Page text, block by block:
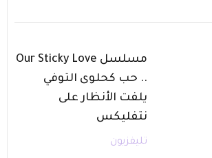
مسلسل Our Sticky Love
.. حب كحلوى التوفي
يلفت الأنظار على
نتفليكس
تليفزيون